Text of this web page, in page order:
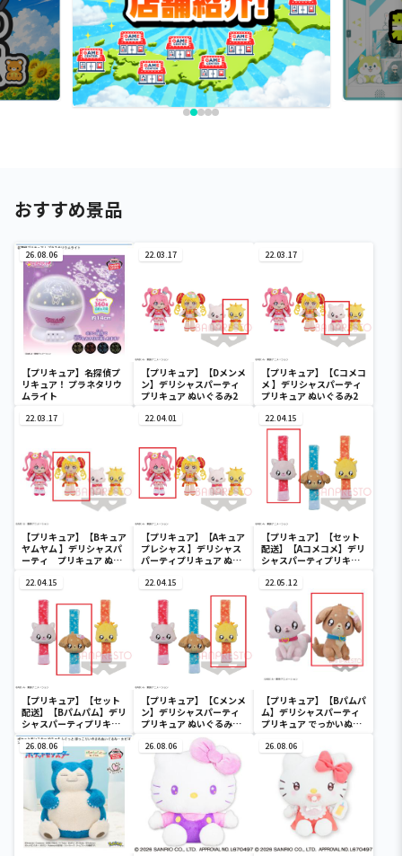
おすすめ景品
26.08.06
【プリキュア】名探偵プ
リキュア！ プラネタリウ
ムライト
22.03.17
【プリキュア】【Dメンメ
ン】デリシャスパーティ
プリキュア ぬいぐるみ2
22.03.17
【プリキュア】【Cコメコ
メ 】デリシャスパーティ
プリキュア ぬいぐるみ2
22.03.17
【プリキュア】【Bキュア
ヤムヤム 】デリシャスパ
ーティ プリキュア ぬい
22.04.01
【プリキュア】【Aキュア
プレシャス 】デリシャス
パーティプリキュア ぬい
22.04.15
【プリキュア】【セット
配送】【Aコメコメ】デリ
シャスパーティプリキュ
ド
22.04.15
【プリキュア】【セット
配送】【Bパムパム】デリ
シャスパーティプリキュ
ア ぬいぐるみリストバン
ド
22.04.15
【プリキュア】【Cメンメ
ン】デリシャスパーティ
プリキュア ぬいぐるみリ
22.05.12
【プリキュア】【Bパムパ
ム】デリシャスパーティ
プリキュア でっかいぬい
26.08.06 26.08.06 26.08.06